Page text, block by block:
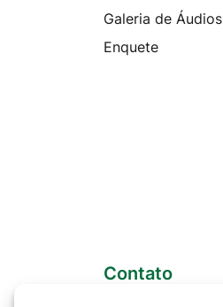
Galeria de Áudios
Enquete
Contato